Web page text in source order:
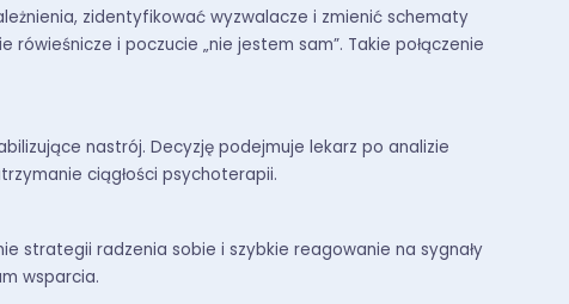
zidentyfikować wyzwalacze i zmienić schematy
i poczucie „nie jestem sam”. Takie połączenie
nastrój. Decyzję podejmuje lekarz po analizie
ciągłości psychoterapii.
strategii radzenia sobie i szybkie reagowanie na sygnały
wsparcia.